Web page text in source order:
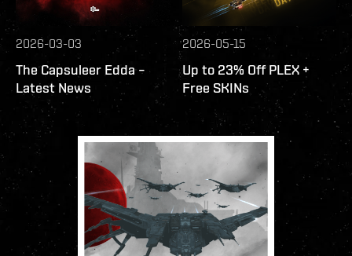
2026-03-03
The Capsuleer Edda –
Latest News
2026-05-15
Up to 23% Off PLEX +
Free SKINs